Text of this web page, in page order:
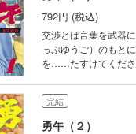
792円 (税込)
交渉とは言葉を武器
っぷゆうご）のもと
を……たすけてくださ
絡む灼熱の大地で、
完結
勇午（２）